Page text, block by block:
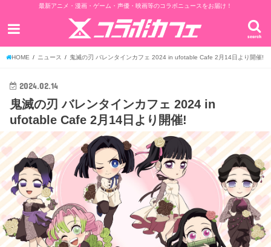
最新アニメ・漫画・ゲーム・声優・映画等のコラボニュースをお届け！
search
HOME ニュース 鬼滅の刃 バレンタインカフェ 2024 in ufotable Cafe 2月14日より開催!
2024.02.14
鬼滅の刃 バレンタインカフェ 2024 in
ufotable Cafe 2月14日より開催!